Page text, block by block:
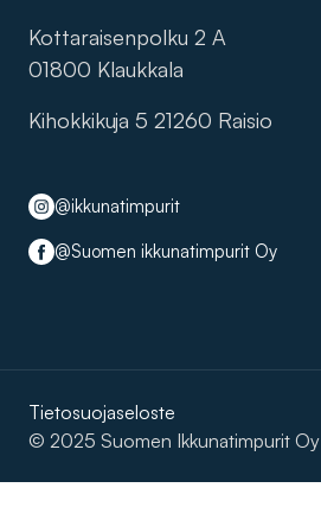
Kottaraisenpolku 2 A
01800 Klaukkala
Kihokkikuja 5 21260 Raisio
@ikkunatimpurit
@Suomen ikkunatimpurit Oy
© 2025 Suomen Ikkunatimpurit Oy
Tietosuojaseloste